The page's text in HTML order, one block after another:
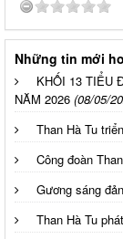
Những tin mới
KHỐI 13 TIỂU
NĂM 2026 (08/05/
Than Hà Tu
Công đoàn
Gương sáng
Than Hà Tu